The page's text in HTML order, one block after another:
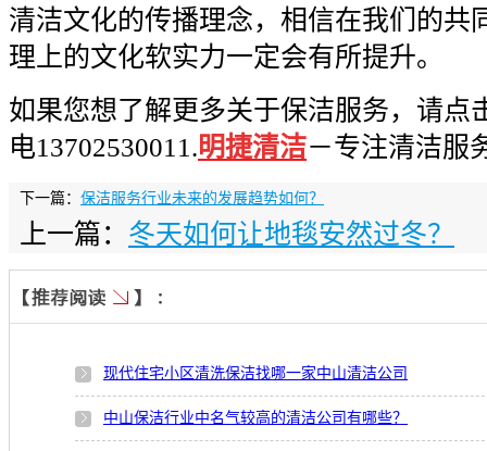
清洁文化的传播理念，相信在我们的共
理上的文化软实力一定会有所提升。
如果您想了解更多关于保洁服务，请点
电13702530011.明捷清洁－专注清洁服
下一篇： 保洁服务行业未来的发展趋势如何？
上一篇： 冬天如何让地毯安然过冬？
现代住宅小区清洗保洁找哪一家中山清洁公司
中山保洁行业中名气较高的清洁公司有哪些？